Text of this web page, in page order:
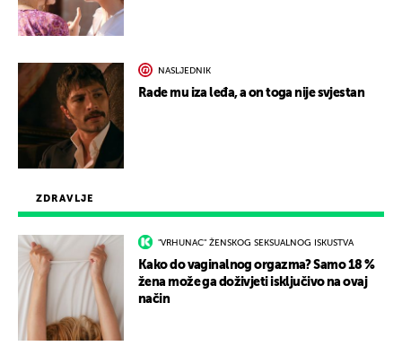
ZDRAVLJE
"VRHUNAC" ŽENSKOG SEKSUALNOG ISKUSTVA
Kako do vaginalnog orgazma? Samo 18 %
žena može ga doživjeti isključivo na ovaj
način
NASLJEDNIK
Rade mu iza leđa, a on toga nije svjestan